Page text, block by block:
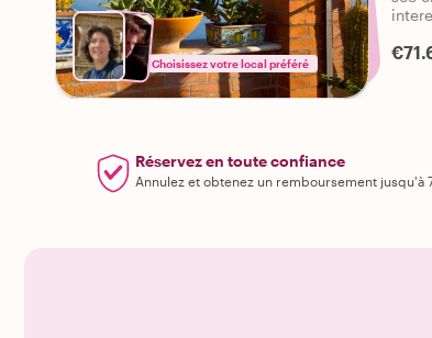
Choisissez votre local préféré
Réservez en toute confiance
Annulez et obtenez un remboursement jusqu'à